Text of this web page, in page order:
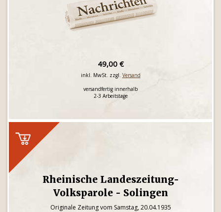
49,00 €
inkl. MwSt. zzgl. Versand
versandfertig innerhalb
2-3 Arbeitstage
Rheinische Landeszeitung-
Volksparole - Solingen
Originale Zeitung vom Samstag, 20.04.1935